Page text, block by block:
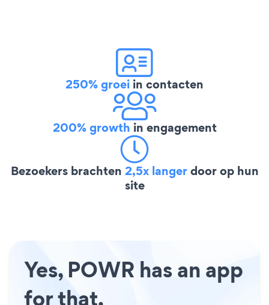
250% groei in contacten
200% growth in engagement
Bezoekers brachten 2,5x langerdoor op hun
site
Yes, POWR has an app
for that.